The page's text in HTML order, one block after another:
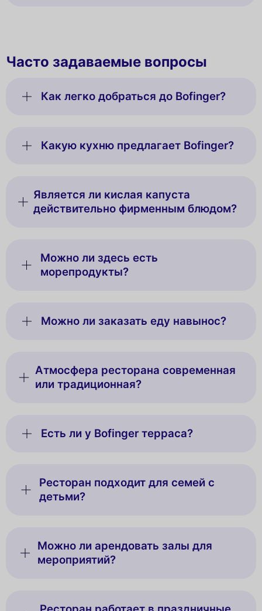
Часто задаваемые вопросы
Как легко добраться до Bofinger?
Какую кухню предлагает Bofinger?
Является ли кислая капуста
действительно фирменным блюдом?
Можно ли здесь есть
морепродукты?
Можно ли заказать еду навынос?
Атмосфера ресторана современная
или традиционная?
Есть ли у Bofinger терраса?
Ресторан подходит для семей с
детьми?
Можно ли арендовать залы для
мероприятий?